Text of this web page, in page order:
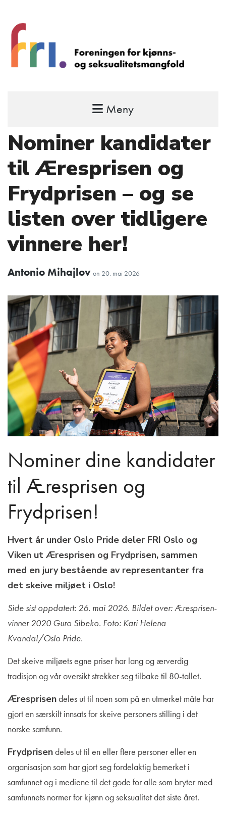
FRI – foreningen for kjønns- og
STÅ OPP FOR RETTEN TIL Å VÆRE FRI
Meny
Nominer kandidater
til Æresprisen og
Frydprisen – og se
listen over tidligere
vinnere her!
Antonio Mihajlov on 20. mai 2026
Nominer dine kandidater
til Æresprisen og
Frydprisen!
Hvert år under Oslo Pride deler FRI Oslo og
Viken ut Æresprisen og Frydprisen, sammen
med en jury bestående av representanter fra
det skeive miljøet i Oslo!
Side sist oppdatert: 26. mai 2026. Bildet over: Æresprisen-
vinner 2020 Guro Sibeko. Foto: Kari Helena
Kvandal/Oslo Pride.
Det skeive miljøets egne priser har lang og ærverdig
tradisjon og vår oversikt strekker seg tilbake til 80-tallet.
Æresprisendeles ut til noen som på en utmerket måte har
gjort en særskilt innsats for skeive personers stilling i det
norske samfunn.
Frydprisendeles ut til en eller flere personer eller en
organisasjon som har gjort seg fordelaktig bemerket i
samfunnet og i mediene til det gode for alle som bryter med
samfunnets normer for kjønn og seksualitet det siste året.